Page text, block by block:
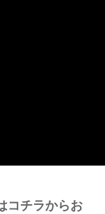
コチラからお